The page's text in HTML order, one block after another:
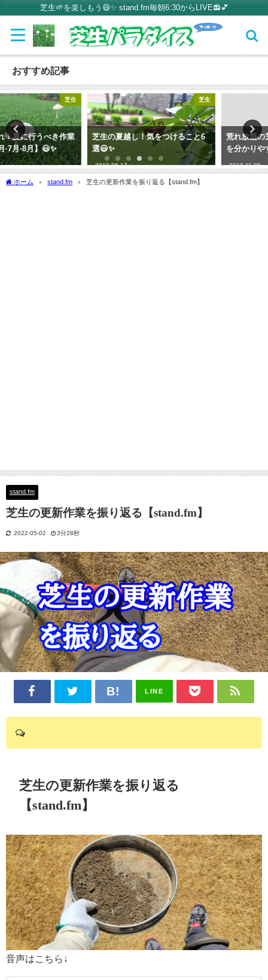
芝生🌱を楽しもう😄✨ stand.fm毎朝6:30からLIVE📻💕
おすすめ記事
芝生
芝生の夏越し！気をつけること6
選😃✨
2019-06-17
荒れ放題の芝生を復活させる方法
を分かりやすく解説😃✨
2018-11-09
ホーム stand.fm 芝生の更新作業を振り返る【stand.fm】
stand.fm
芝生の更新作業を振り返る【stand.fm】
2022-05-02 3分28秒
LINE
芝生の更新作業を振り返る
【stand.fm】
音声はこちら↓